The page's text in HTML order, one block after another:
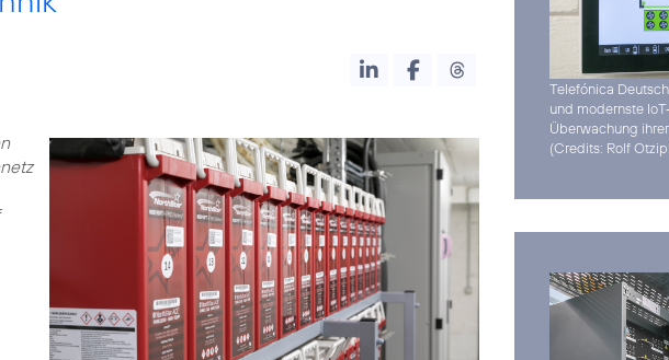
Telefónica
und modernste
Überwachung
(Credits: Rolf